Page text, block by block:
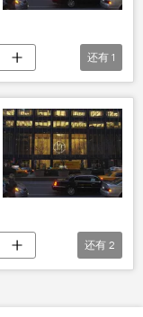
还有 1
还有 2